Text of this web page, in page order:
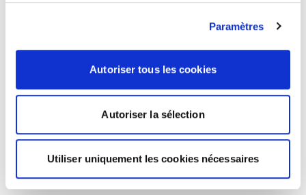
Paramètres
Autoriser tous les cookies
Autoriser la sélection
Utiliser uniquement les cookies nécessaires